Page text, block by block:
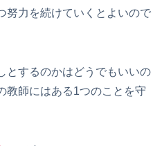
努力を続けていくとよいので
するのかはどうでもいいの
教師にはある1つのことを守